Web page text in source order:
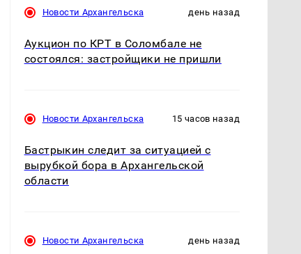
Новости Архангельска день назад
Аукцион по КРТ в Соломбале не
состоялся: застройщики не пришли
Новости Архангельска 15 часов назад
Бастрыкин следит за ситуацией с
вырубкой бора в Архангельской
области
Новости Архангельска день назад